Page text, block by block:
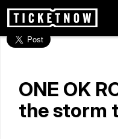
ONE OK
the storm